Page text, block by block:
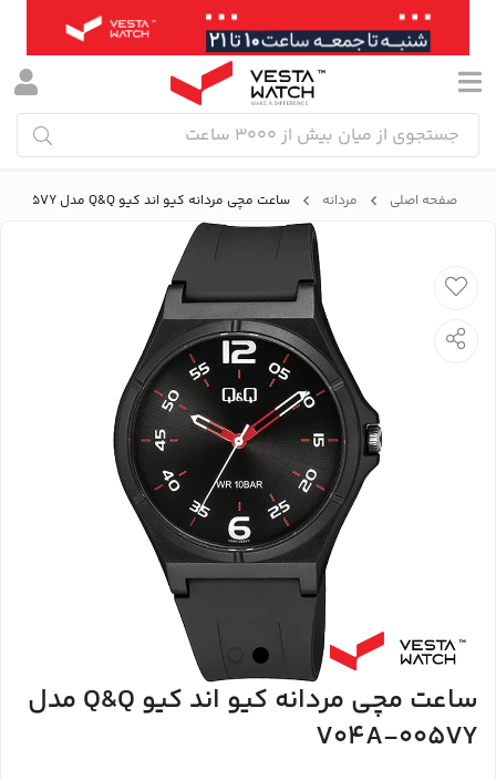
صفحه اصلی مردانه ساعت مچی مردانه کیو اند کیو Q&Q مدل V04A-005VY
ساعت مچی مردانه کیو اند کیو Q&Q مدل
V04A-005VY